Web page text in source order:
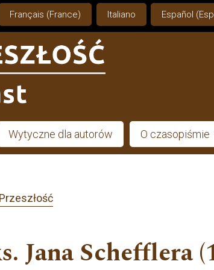
Français (France) Italiano Español
Wytyczne dla autorów O czasopiśmie
Jana Schefflera